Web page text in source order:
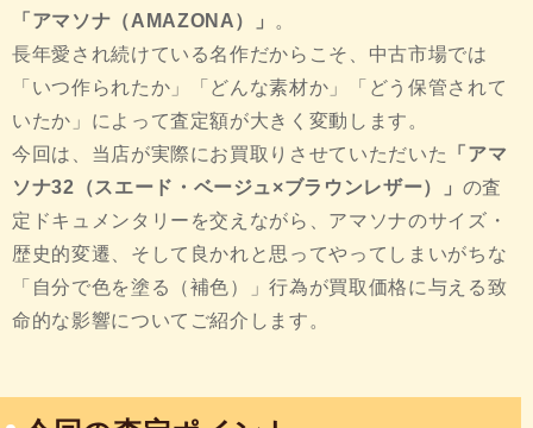
「アマソナ（AMAZONA）」 。
長年愛され続けている名作だからこそ、中古市場では
「いつ作られたか」「どんな素材か」「どう保管されて
いたか」によって査定額が大きく変動します。
今回は、当店が実際にお買取りさせていただいた
「アマ
ソナ32（スエード・ベージュ×ブラウンレザー）」 の査
定ドキュメンタリーを交えながら、アマソナのサイズ・
歴史的変遷、そして良かれと思ってやってしまいがちな
「自分で色を塗る（補色）」行為が買取価格に与える致
命的な影響についてご紹介します。